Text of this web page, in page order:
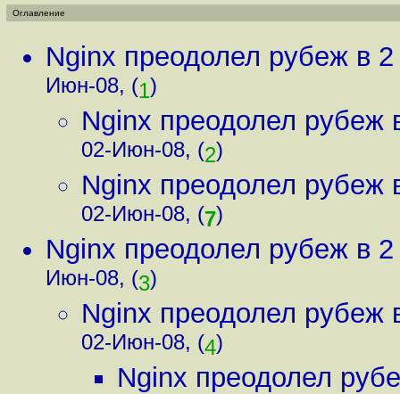
Оглавление
Nginx преодолел рубеж в
Июн-08, (1)
Nginx преодолел рубеж
02-Июн-08, (2)
Nginx преодолел рубеж
02-Июн-08, (7)
Nginx преодолел рубеж в
Июн-08, (3)
Nginx преодолел рубеж
02-Июн-08, (4)
Nginx преодолел